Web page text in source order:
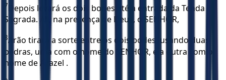
7
Depois levará os dois bodes até a entrada da Tenda
Sagrada. Ali, na presença de Deus, o SENHOR,
8Arão tirará a sorte entre os dois bodes, usando duas
pedras, uma com o nome do SENHOR, e a outra com o
nome de Azazel .